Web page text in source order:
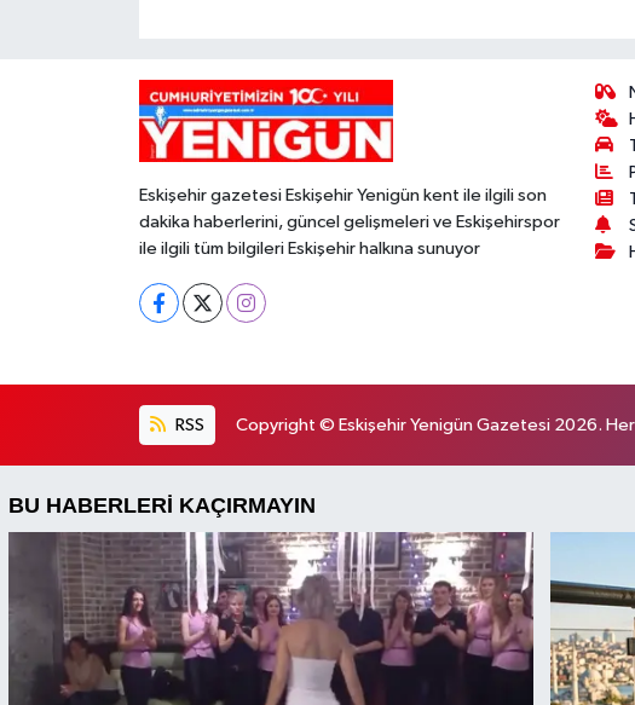
Eskişehir gazetesi Eskişehir Yenigün kent ile ilgili son
dakika haberlerini, güncel gelişmeleri ve Eskişehirspor
ile ilgili tüm bilgileri Eskişehir halkına sunuyor
RSS Copyright © Eskişehir Yenigün Gazetesi 2026. Her